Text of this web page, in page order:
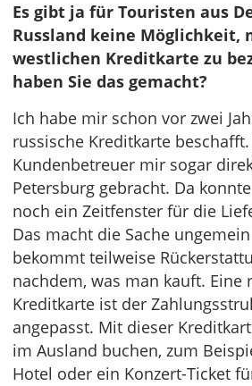
Es gibt ja für Touristen aus
Russland keine Möglichkeit,
westlichen Kreditkarte zu
haben Sie das gemacht?
Ich habe mir schon vor zwei
russische Kreditkarte
Kundenbetreuer mir sogar
Petersburg gebracht. Da
noch ein Zeitfenster für die
Das macht die Sache
bekommt teilweise
nachdem, was man kauft. Eine
Kreditkarte ist der
angepasst. Mit dieser
im Ausland buchen, zum
Hotel oder ein Konzert-Ticket